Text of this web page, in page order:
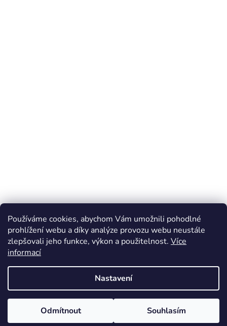
Používáme cookies, abychom Vám umožnili pohodlné
prohlížení webu a díky analýze provozu webu neustále
zlepšovali jeho funkce, výkon a použitelnost. Více
informací
Nastavení
Odmítnout Souhlasím